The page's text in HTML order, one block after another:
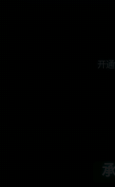
开